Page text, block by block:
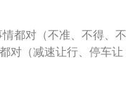
勤调整；方向晚打一点
都对（不准、不得、不
对（减速让行、停车让
、减速、平稳、逐渐、慢